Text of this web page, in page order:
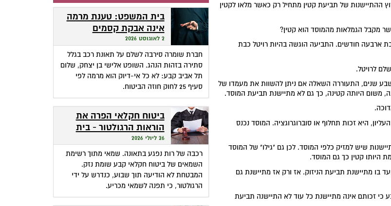
ההתיישנות של תביעת קטין מתחיל רק כאשר מלאו לקטין
מקבל הגמלאות מהמוסד הוא קטין?
ארבעה חודשים. התביעה הוגשה בהיות רויטל כבת
לרויטל.
שנים, התעוררה השאלה אם ניתן להשוות את מעמדו של
משום היותה קטינה, כך גם לא מתיישנת תביעת המוסד.
היא זכות תחלוף או סוברוגרוגציה. המוסד נכנס
שיש למזיק כלפי המוסד. לכן גם "גילו" של המוסד
היותו קטין כך גם המוסד.
בו מתיישנת תביעת הניזוק. אז ורק אז מתיישנת גם
כי זכותם אינה מתיישנת כל עוד לא התיישנה תביעת
בית המשפט: טענת מרמה
אינה אבקת קסמים
שהופכת אי-דיוק לפטור
מתשלום
2 לאוגוסט 2026
חברת שומרה סירבה לשלם על תאונת רכב בגלל
סתירה בזהות הנהג. השופט אלישי בן יצחק, שלום
תל אביב קבע: לא כל אי-דיוק הוא מרמה לפי
סעיף 25 לחוק חוזה הביטוח.
ביטוח חקלאי הפרה את
הוראות הרגולטור - בית
המשפט חילץ אותה
26 ליולי 2026
רכבה של רות נפגע בתאונה. שמאי מתוך רשימת
השמאים של ביטוח חקלאי קבע שומת נזק.
המבטחת לא הודיעה תוך שבוע, כנדרש על ידי
הרגולטור, כי תפנה לשמאי מכריע.